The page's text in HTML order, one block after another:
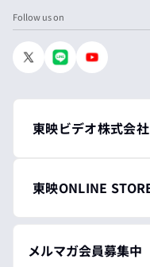
Follow us on
東映ビデオ株式会
東映ONLINE
メルマガ会員募集中